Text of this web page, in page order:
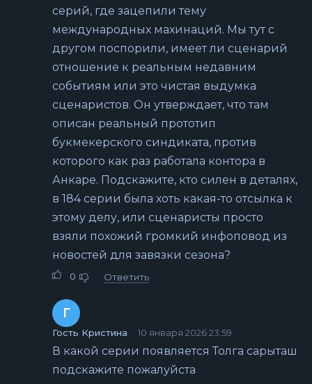
серий, где зацепили тему
международных махинаций. Мы тут с
другом поспорили, имеет ли сценарий
отношение к реальным недавним
событиям или это чистая выдумка
сценаристов. Он утверждает, что там
описан реальный прототип
букмекерского синдиката, против
которого как раз работала контора в
Анкаре. Подскажите, кто силен в деталях,
в 184 серии была хоть какая-то отсылка к
этому делу, или сценаристы просто
взяли похожий громкий инфоповод из
новостей для завязки сезона?
0 Ответить
Г
Гость Кристина 10 января 2026 23:59
В какой серии появляется Толга сарыташ
подскажите пожалуйста